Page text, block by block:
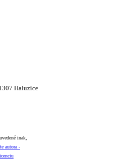
Haluzice
inak,
autora -